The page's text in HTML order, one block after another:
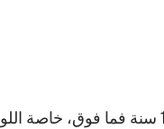
الفئة المستهدفة لهذا الحدث هي النساء من